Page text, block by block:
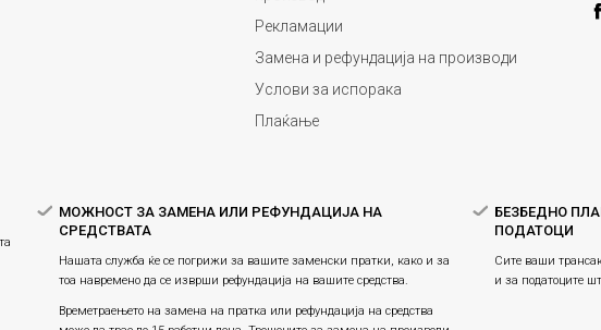
Рекламации
Замена и рефундација на производи
Услови за испорака
Плаќање
МОЖНОСТ ЗА ЗАМЕНА ИЛИ РЕФУНДАЦИЈА НА
СРЕДСТВАТА
Нашата служба ќе се погрижи за вашите заменски пратки, како и за
тоа навремено да се изврши рефундација на вашите средства.
Времетраењето на замена на пратка или рефундацијa на средства
БЕЗБЕДНО
ПОДАТОЦИ
Сите ваши
и за податоците